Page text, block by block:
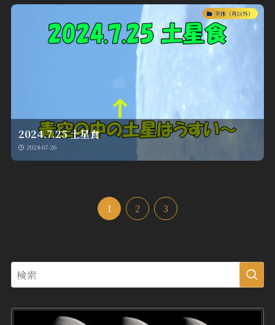
天体（月以外）
2024.7.25 土星食
2024-07-26
1 2 3